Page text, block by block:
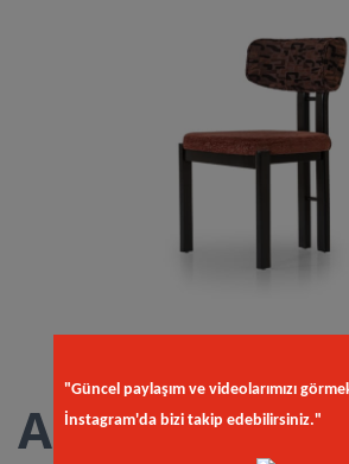
Ard Sandalye
"Güncel paylaşım ve videolarımızı
İnstagram'da bizi takip edebilirsiniz."